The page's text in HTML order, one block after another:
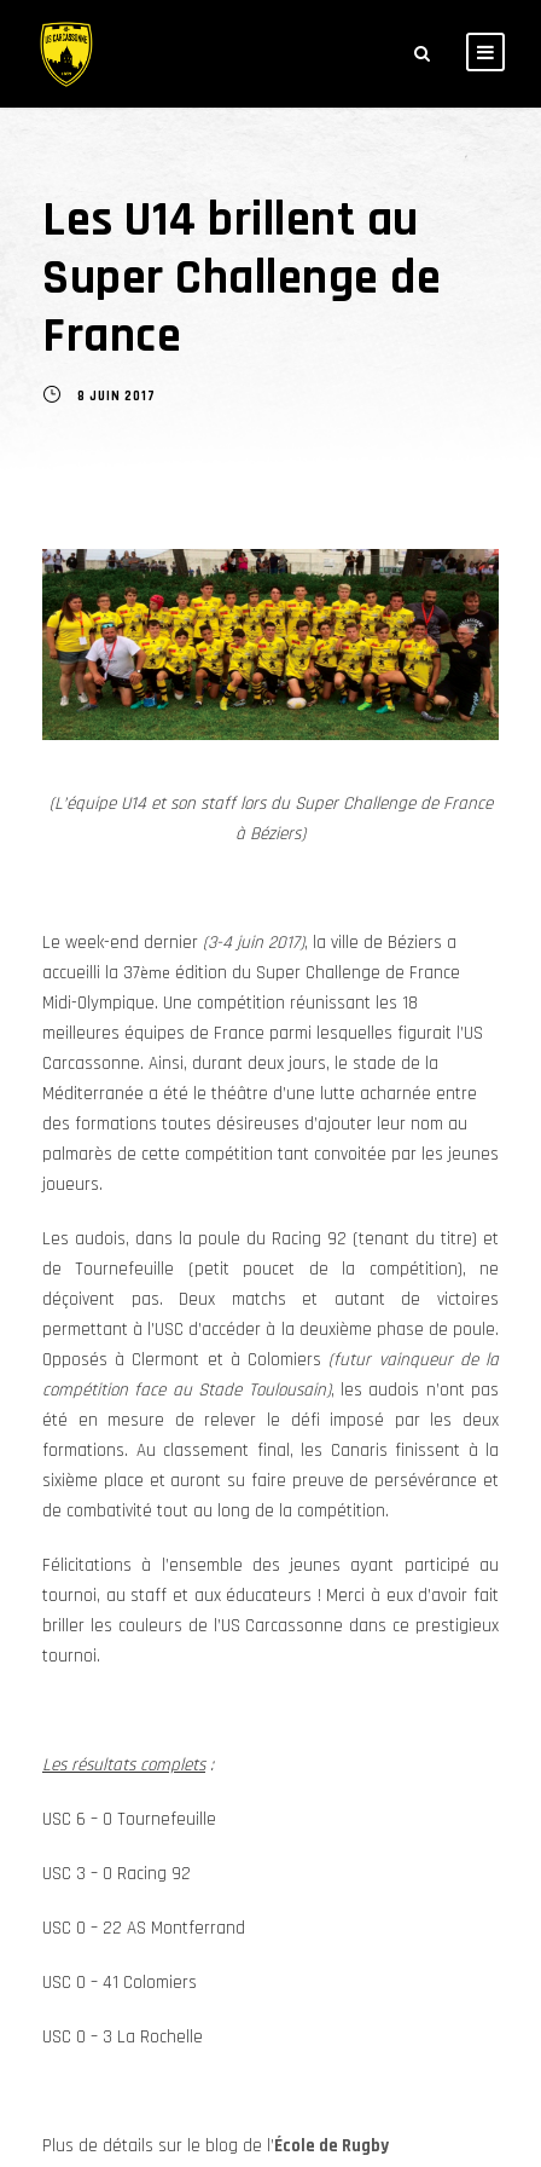
Les U14 brillent au
Super Challenge de
France
8 JUIN 2017
(L’équipe U14 et son staff lors du Super Challenge de France
à Béziers)
Le week-end dernier (3-4 juin 2017), la ville de Béziers a
accueilli la 37ème édition du Super Challenge de France
Midi-Olympique. Une compétition réunissant les 18
meilleures équipes de France parmi lesquelles figurait l’US
Carcassonne. Ainsi, durant deux jours, le stade de la
Méditerranée a été le théâtre d’une lutte acharnée entre
des formations toutes désireuses d’ajouter leur nom au
palmarès de cette compétition tant convoitée par les jeunes
joueurs.
Les audois, dans la poule du Racing 92 (tenant du titre) et
de Tournefeuille (petit poucet de la compétition), ne
déçoivent pas. Deux matchs et autant de victoires
permettant à l’USC d’accéder à la deuxième phase de poule.
Opposés à Clermont et à Colomiers (futur vainqueur de la
compétition face au Stade Toulousain), les audois n’ont pas
été en mesure de relever le défi imposé par les deux
formations. Au classement final, les Canaris finissent à la
sixième place et auront su faire preuve de persévérance et
de combativité tout au long de la compétition.
Félicitations à l’ensemble des jeunes ayant participé au
tournoi, au staff et aux éducateurs ! Merci à eux d’avoir fait
briller les couleurs de l’US Carcassonne dans ce prestigieux
tournoi.
Les résultats complets :
USC 6 – 0 Tournefeuille
USC 3 – 0 Racing 92
USC 0 – 22 AS Montferrand
USC 0 – 41 Colomiers
USC 0 – 3 La Rochelle
Plus de détails sur le blog de l’École de Rugby